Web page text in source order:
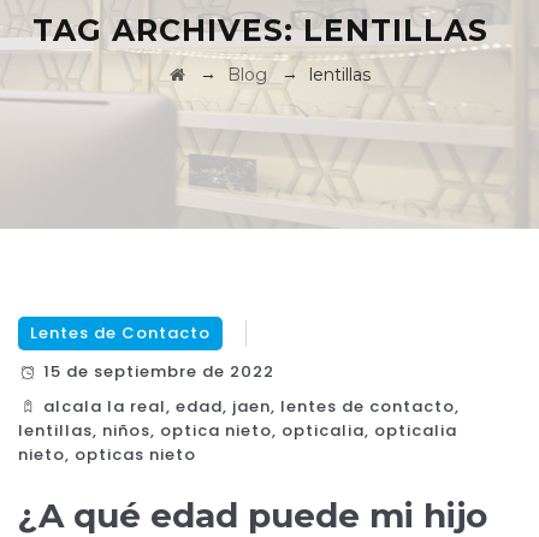
TAG ARCHIVES:LENTILLAS
→ Blog → lentillas
Lentes de Contacto
15 de septiembre de 2022
alcala la real, edad, jaen, lentes de contacto,
lentillas, niños, optica nieto, opticalia, opticalia
nieto, opticas nieto
¿A qué edad puede mi hijo